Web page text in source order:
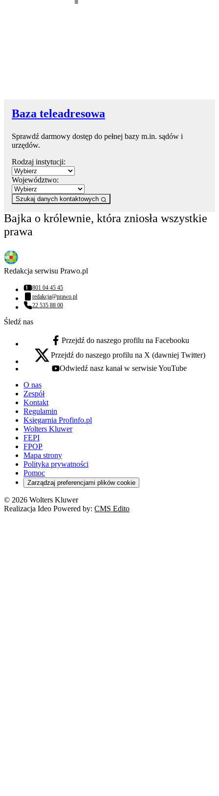
Baza teleadresowa
Sprawdź darmowy dostęp do pełnej bazy m.in. sądów i
urzędów.
Rodzaj instytucji:
Województwo:
Szukaj danych kontaktowych
Bajka o królewnie, która zniosła wszystkie
prawa
Redakcja serwisu Prawo.pl
Numer telefonu:
801 04 45 45
Adres email:
redakcja@prawo.pl
Numer telefonu:
22 535 88 00
Śledź nas
facebook - otwiera się w nowej karcie
Przejdź do naszego profilu na Facebooku
x - otwiera się w nowej karcie
Przejdź do naszego profilu na X (dawniej Twitter)
youtube - otwiera się w nowej karcie
Odwiedź nasz kanał w serwisie YouTube
O nas
Zespół
Kontakt
Regulamin
Księgarnia Profinfo.pl
Wolters Kluwer
FEPI
FPOP
Mapa strony
Polityka prywatności
Pomoc
Zarządzaj preferencjami plików cookie
© 2026 Wolters Kluwer
Realizacja Ideo Powered by: CMS Edito